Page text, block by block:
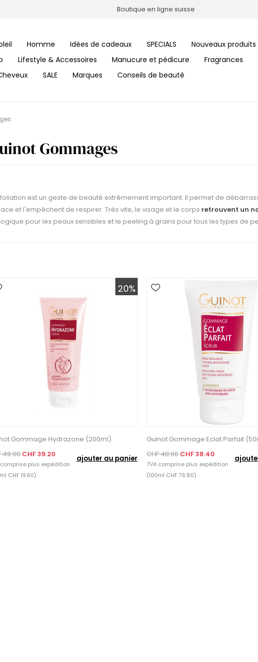
Boutique en ligne suisse
Homme Idées de cadeaux SPECIALS
Nouveaux produits
Lifestyle & Accessoires Manucure et pédicure
Fragrances
SALE Marques Conseils de beauté
Gommages
est un geste de beauté extrêmement important. Il permet de
et l'empêchent de respirer. Très vite, le visage et le corps retrouvent un
pour les peaux sensibles et le peeling à grains pour tous les types de
20%
Gommage Hydrazone (200ml)
49.00 CHF 39.20
comprise plus expédition
ajouter au panier
CHF 19.60)
Guinot Gommage Eclat Parfait
CHF 48.00CHF 38.40
TVA comprise plus expédition
(100ml CHF 76.80)